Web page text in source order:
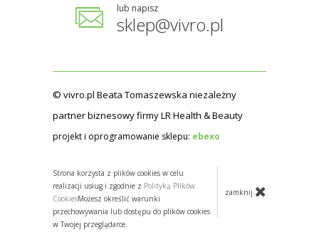
lub napisz
sklep@vivro.pl
© vivro.pl Beata Tomaszewska niezależny
partner biznesowy firmy LR Health & Beauty
projekt i oprogramowanie sklepu: ebexo
Strona korzysta z plików cookies w celu
realizacji usług i zgodnie z Polityką Plików
CookiesMożesz określić warunki
przechowywania lub dostępu do plików cookies
w Twojej przeglądarce.
zamknij